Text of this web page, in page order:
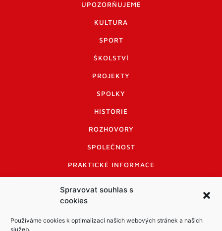
Spravovat souhlas s
cookies
Používáme cookies k optimalizaci našich webových stránek a našich
služeb.
UPOZORŇUJEME
KULTURA
SPORT
ŠKOLSTVÍ
PROJEKTY
SPOLKY
HISTORIE
ROZHOVORY
SPOLEČNOST
PRAKTICKÉ INFORMACE
INFORMACE A KODEX DISKUTUJÍCÍCH
LOGO A LOGO MANUÁL